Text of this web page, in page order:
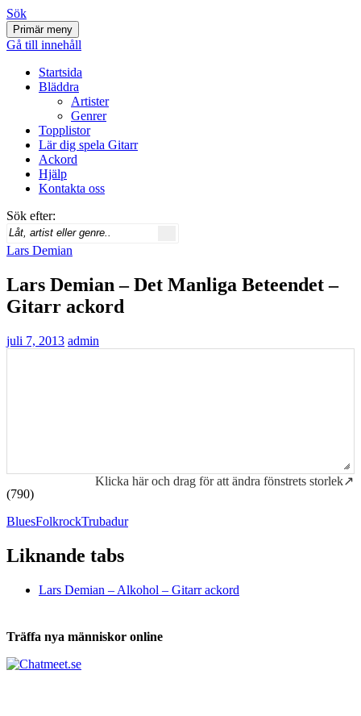
Svenskatabs.se
Sök
Primär meny
Gå till innehåll
Startsida
Bläddra
Artister
Genrer
Topplistor
Lär dig spela Gitarr
Ackord
Hjälp
Kontakta oss
Sök efter:
Lars Demian
Lars Demian – Det Manliga Beteendet –
Gitarr ackord
juli 7, 2013 admin
Klicka här och drag för att ändra fönstrets storlek↗
(790)
BluesFolkrockTrubadur
Liknande tabs
Lars Demian – Alkohol – Gitarr ackord
Träffa nya människor online